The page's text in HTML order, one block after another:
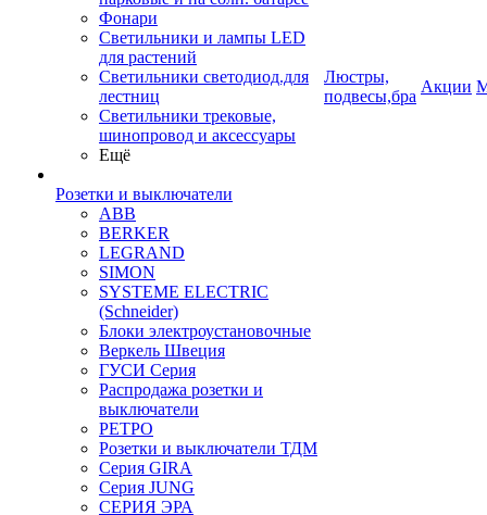
Фонари
Светильники и лампы LED
для растений
Светильники светодиод.для
лестниц
Светильники трековые,
шинопровод и аксессуары
Ещё
Розетки и выключатели
ABB
BERKER
LEGRAND
SIMON
SYSTEME ELECTRIC
(Schneider)
Блоки электроустановочные
Веркель Швеция
ГУСИ Серия
Распродажа розетки и
выключатели
РЕТРО
Розетки и выключатели ТДМ
Серия GIRA
Серия JUNG
СЕРИЯ ЭРА
Люстры,
подвесы,бра
Акции